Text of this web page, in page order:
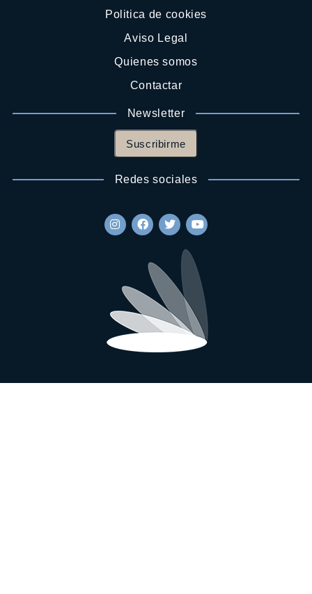
Politica de cookies
Aviso Legal
Quienes somos
Contactar
Newsletter
Suscribirme
Redes sociales